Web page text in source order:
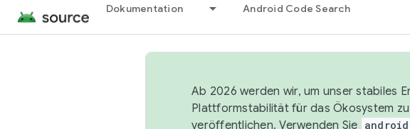
Dokumentation Android Code Search
Ab 2026 werden wir, um unser stabiles
Plattformstabilität für das Ökosystem
veröffentlichen. Verwenden Sie